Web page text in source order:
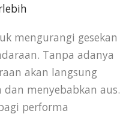
mengurangi gesekan
Tanpa adanya
akan langsung
menyebabkan aus.
performa